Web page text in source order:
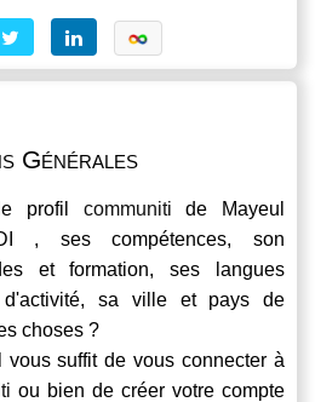
Générales
profil communiti de Mayeul
, ses compétences, son
et formation, ses langues
d'activité, sa ville et pays de
choses ?
suffit de vous connecter à
ou bien de créer votre compte